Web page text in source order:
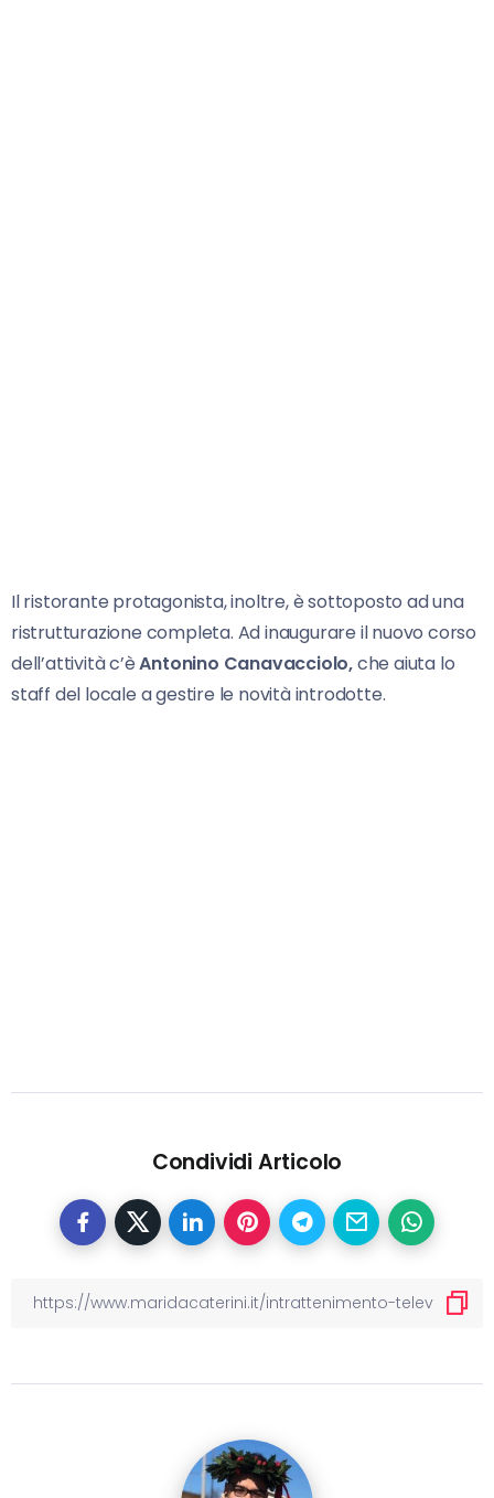
Il ristorante protagonista, inoltre, è sottoposto ad una
ristrutturazione completa. Ad inaugurare il nuovo corso
dell’attività c’èAntonino Canavacciolo,che aiuta lo
staff del locale a gestire le novità introdotte.
Condividi Articolo